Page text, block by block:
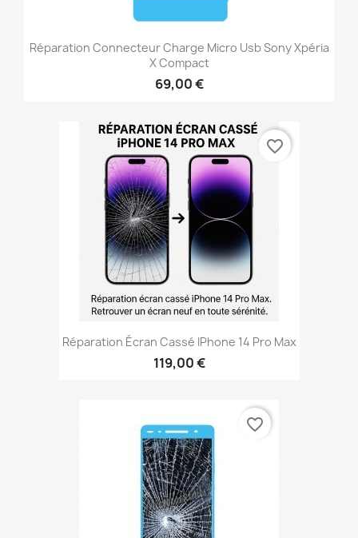
Réparation Connecteur Charge Micro Usb Sony Xpéria
X Compact
69,00 €
Réparation Écran Cassé IPhone 14 Pro Max
119,00 €
favorite_border
favorite_border